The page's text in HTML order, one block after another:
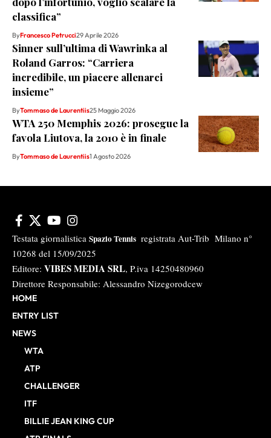
classifica”
ByFrancesco Petrucci29 Aprile 2026
Sinner sull’ultima di Wawrinka al
Roland Garros: “Carriera
incredibile, un piacere allenarci
insieme”
ByTommaso de Laurentiis25 Maggio 2026
WTA 250 Memphis 2026: prosegue la
favola Liutova, la 2010 è in finale
ByTommaso de Laurentiis1 Agosto 2026
Testata giornalistica Spazio Tennis registrata Aut-Trib Milano n°
10268 del 15/09/2025
Editore: VIBES MEDIA SRL, P.iva 14250480960
Direttore Responsabile: Alessandro Nizegorodcew
HOME
ENTRY LIST
NEWS
WTA
ATP
CHALLENGER
ITF
BILLIE JEAN KING CUP